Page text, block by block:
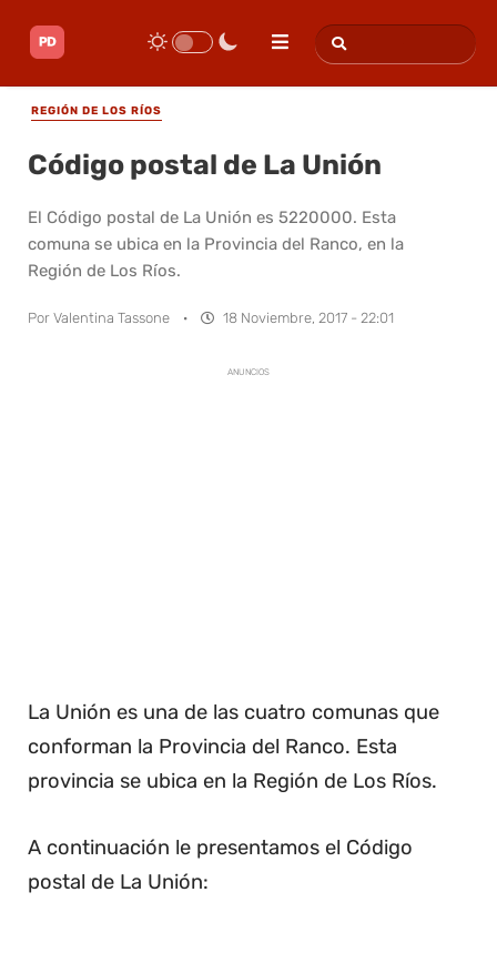
REGIÓN DE LOS RÍOS
Código postal de La Unión
El Código postal de La Unión es 5220000. Esta
comuna se ubica en la Provincia del Ranco, en la
Región de Los Ríos.
Por Valentina Tassone · 18 Noviembre, 2017 - 22:01
ANUNCIOS
La Unión es una de las cuatro comunas que
conforman la Provincia del Ranco. Esta
provincia se ubica en la Región de Los Ríos.
A continuación le presentamos el Código
postal de La Unión: